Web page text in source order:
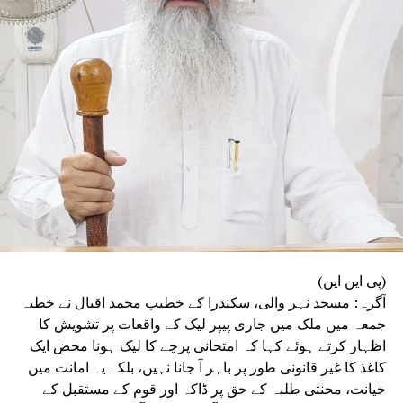
میں کہا کہ آئین، جمہوریت اور آئینی اداروں پر
ہونے والے حملوں سے جمہوریت خطرے میں ہے۔ ’’فرد
سے بڑی پارٹی اور پارٹی سے بڑا ملک‘‘ کے جذبے کا
ذکر کرتے ہوئے انہوں نے کہا کہ انہی نظریاتی اور
اخلاقی وجوہات کی بنا پر وہ ریاستی صدر کے عہدے
اور پارٹی کی بنیادی رکنیت سے اپنا استعفیٰ دے
رہے ہیں۔
(پی این این)
آگرہ: مسجد نہر والی، سکندرا کے خطیب محمد اقبال نے خطبہ
جمعہ میں ملک میں جاری پیپر لیک کے واقعات پر تشویش کا
اظہار کرتے ہوئے کہا کہ امتحانی پرچے کا لیک ہونا محض ایک
کاغذ کا غیر قانونی طور پر باہر آ جانا نہیں، بلکہ یہ امانت میں
خیانت، محنتی طلبہ کے حق پر ڈاکہ اور قوم کے مستقبل کے